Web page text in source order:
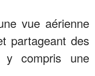
vue aérienne
partageant des
y compris une